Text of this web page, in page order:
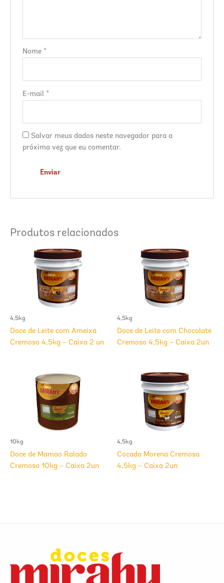
Nome *
E-mail *
Salvar meus dados neste navegador para a
próxima vez que eu comentar.
Produtos relacionados
4,5kg
Doce de Leite com Ameixa
Cremoso 4,5kg – Caixa 2 un
4,5kg
Doce de Leite com Chocolate
Cremoso 4,5kg – Caixa 2un
10kg
Doce de Mamao Ralado
Cremoso 10kg – Caixa 2un
4,5kg
Cocada Morena Cremosa
4,5kg – Caixa 2un